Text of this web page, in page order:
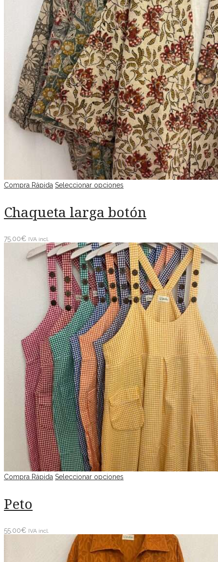
Compra Rápida Seleccionar opciones
Chaqueta larga botón
75.00€ IVA incl.
Compra Rápida Seleccionar opciones
Peto
55.00€ IVA incl.